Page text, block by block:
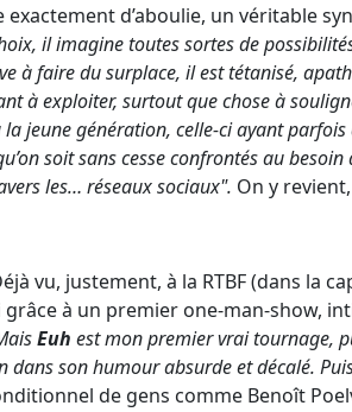
d’aboulie, un véritable
il imagine toutes sortes de
à faire du surplace, il est tétanisé,
à exploiter, surtout que chose à
jeune génération, celle-ci ayant
soit sans cesse confrontés au besoin
les… réseaux sociaux". On y
vu, justement, à la RTBF (dans la
à un premier one-man-show,
Euh est mon premier vrai tournage,
son humour absurde et décalé.
de gens comme Benoît